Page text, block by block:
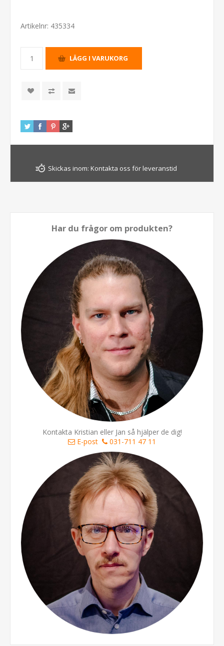
Artikelnr: 435334
Skickas inom: Kontakta oss för leveranstid
Har du frågor om produkten?
Kontakta Kristian eller Jan så hjälper de dig!
E-post
031-711 47 11